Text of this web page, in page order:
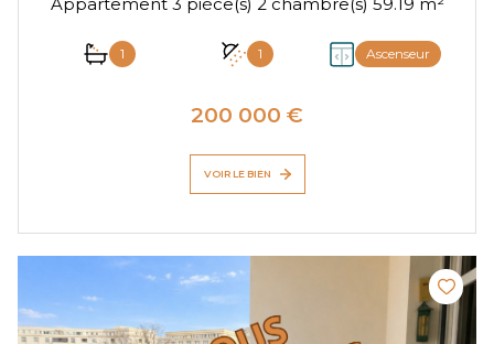
1 1 Ascenseur
200 000 €
VOIR LE BIEN